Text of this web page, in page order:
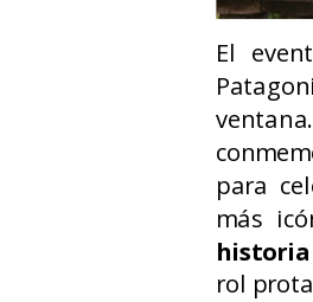
El
para
más
rol